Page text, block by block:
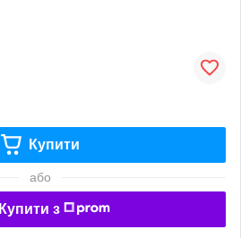
Купити
або
Купити з